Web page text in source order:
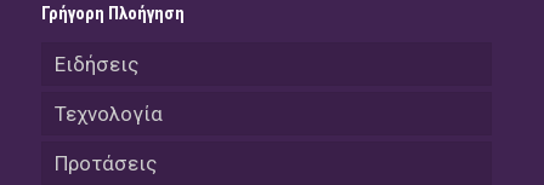
Γρήγορη Πλοήγηση
Ειδήσεις
Τεχνολογία
Προτάσεις